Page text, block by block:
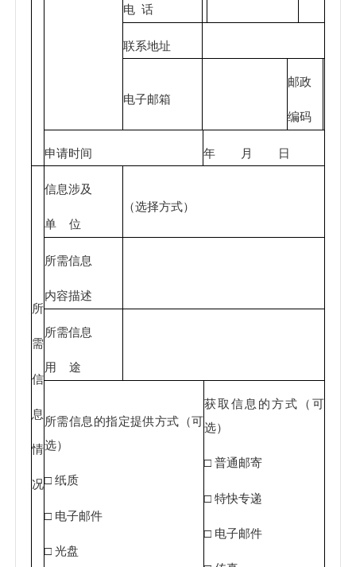
电 话
联系地址
电子邮箱
邮政
编码
申请时间 年 月 日
所
需
信
息
情
况
信息涉及
单 位
（选择方式）
所需信息
内容描述
所需信息
用 途
所需信息的指定提供方式（可
选）
□ 纸质
□ 电子邮件
□ 光盘
获取信息的方式（可
选）
□ 普通邮寄
□ 特快专递
□ 电子邮件